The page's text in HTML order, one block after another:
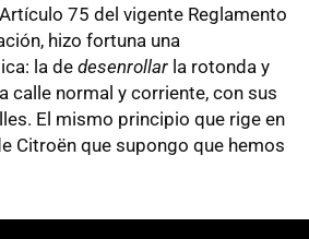
75 del vigente Reglamento
hizo fortuna una
la de desenrollar la rotonda y
calle normal y corriente, con sus
El mismo principio que rige en
Citroën que supongo que hemos